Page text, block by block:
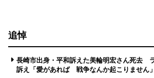
追悼
長崎市出身・平和訴えた美輪明宏さん死去
訴え「愛があれば 戦争なんか起こりません」